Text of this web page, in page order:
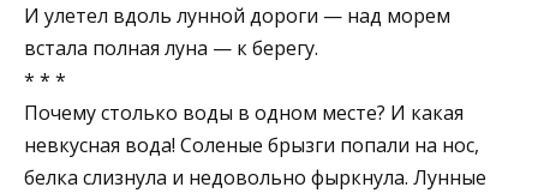
И улетел вдоль лунной дороги — над морем
встала полная луна — к берегу.
* * *
Почему столько воды в одном месте? И какая
невкусная вода! Соленые брызги попали на нос,
белка слизнула и недовольно фыркнула. Лунные